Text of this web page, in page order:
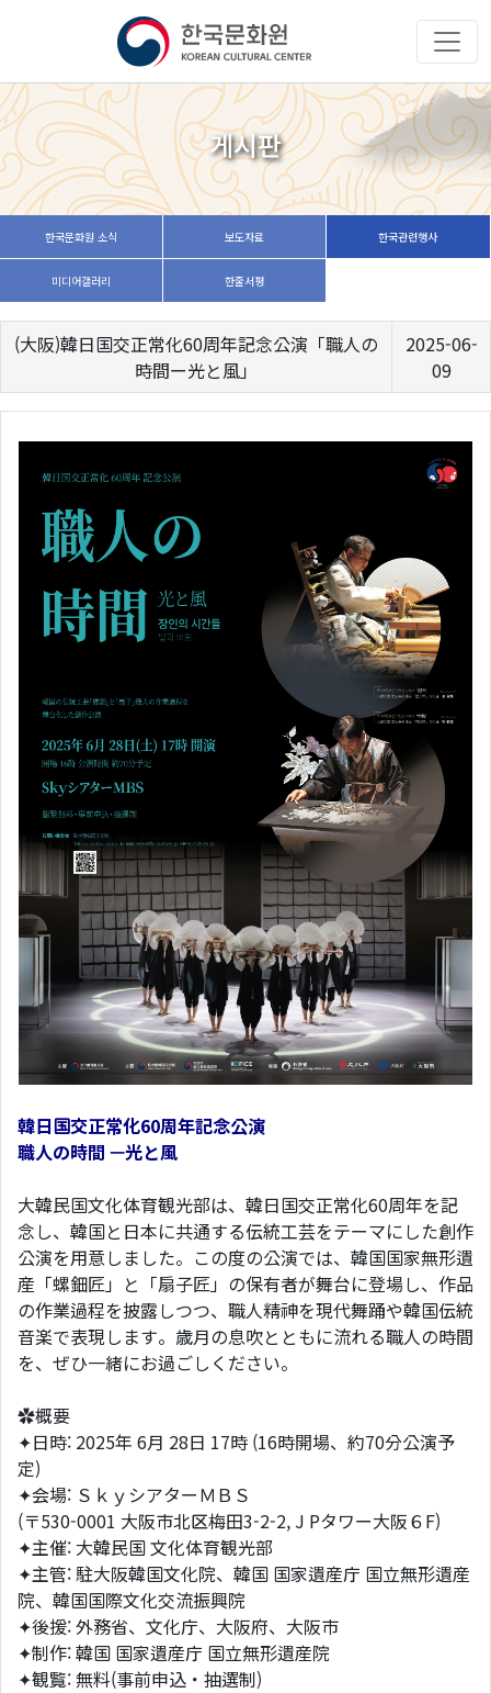
게시판
한국문화원 소식 보도자료 한국관련행사
미디어갤러리 한줄서평
(大阪)韓日国交正常化60周年記念公演「職人の
時間ー光と風」
2025-06-
09
韓日国交正常化60周年記念公演
職人の時間 —光と風
大韓民国文化体育観光部は、韓日国交正常化60周年を記
念し、韓国と日本に共通する伝統工芸をテーマにした創作
公演を用意しました。この度の公演では、韓国国家無形遺
産「螺鈿匠」と「扇子匠」の保有者が舞台に登場し、作品
の作業過程を披露しつつ、職人精神を現代舞踊や韓国伝統
音楽で表現します。歳月の息吹とともに流れる職人の時間
を、ぜひ一緒にお過ごしください。
✿概要
✦日時: 2025年 6月 28日 17時 (16時開場、約70分公演予
定)
✦会場: ＳｋｙシアターＭＢＳ
(〒530-0001 大阪市北区梅田3-2-2, J Pタワー大阪６F)
✦主催: 大韓民国 文化体育観光部
✦主管: 駐大阪韓国文化院、韓国 国家遺産庁 国立無形遺産
院、韓国国際文化交流振興院
✦後援: 外務省、文化庁、大阪府、大阪市
✦制作: 韓国 国家遺産庁 国立無形遺産院
✦観覧: 無料(事前申込・抽選制)